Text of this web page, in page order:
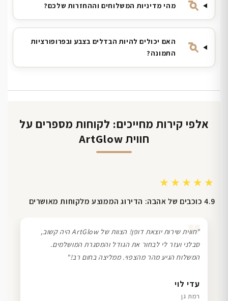
מהי מדיניות המשלוחים וההחזרות שלכם?
האם יכולים להיות הבדלים בצבע ובפרופורציות
התמונה?
אלפי קירות מחייכים: לקוחות מספרים על
חווית ArtGlow
★★★★★
4.9 כוכבים של אהבה: הדירוג הממוצע מלקוחות מאושרים
שרון כהן
תל אביב
❞
"חווית שירות יוצאת דופן! הצוות של ArtGlow היה קשוב,
סבלני ועזר לי לבחור את הגודל והמסגרת המושלמים.
המשלוח הגיע מהר מהצפוי. ממליצה בחום רב!"
עדי לוי
רמת גן
דנה גל
חיפה
ליאת ויוסי מ.
הוד השרון